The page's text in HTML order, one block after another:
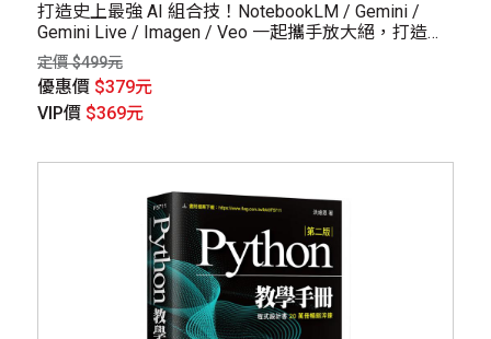
打造史上最強 AI 組合技！NotebookLM / Gemini /
Gemini Live / Imagen / Veo 一起攜手放大絕，打造職
場超能力
定價 $499元
優惠價 $379元
VIP價 $369元